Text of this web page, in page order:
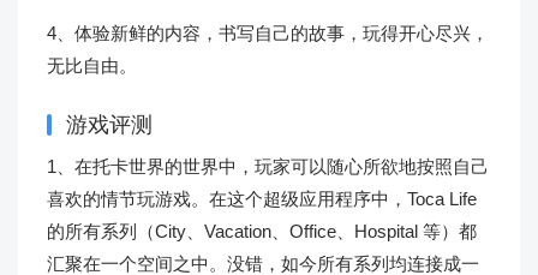
4、体验新鲜的内容，书写自己的故事，玩得开心尽兴，
无比自由。
游戏评测
1、在托卡世界的世界中，玩家可以随心所欲地按照自己
喜欢的情节玩游戏。在这个超级应用程序中，Toca Life
的所有系列（City、Vacation、Office、Hospital 等）都
汇聚在一个空间之中。没错，如今所有系列均连接成一